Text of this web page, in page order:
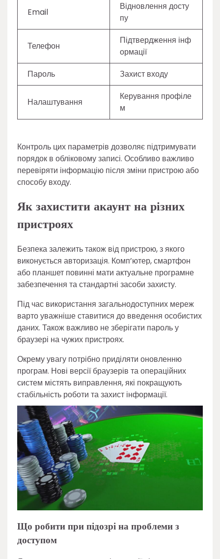
Email
Відновлення досту
пу
Телефон
Підтвердження інф
ормації
Пароль
Захист входу
Налаштування
Керування профіле
м
Контроль цих параметрів дозволяє підтримувати
порядок в обліковому записі. Особливо важливо
перевіряти інформацію після зміни пристрою або
способу входу.
Як захистити акаунт на різних
пристроях
Безпека залежить також від пристрою, з якого
виконується авторизація. Комп’ютер, смартфон
або планшет повинні мати актуальне програмне
забезпечення та стандартні засоби захисту.
Під час використання загальнодоступних мереж
варто уважніше ставитися до введення особистих
даних. Також важливо не зберігати пароль у
браузері на чужих пристроях.
Окрему увагу потрібно приділяти оновленню
програм. Нові версії браузерів та операційних
систем містять виправлення, які покращують
стабільність роботи та захист інформації.
Що робити при підозрі на проблеми з
доступом